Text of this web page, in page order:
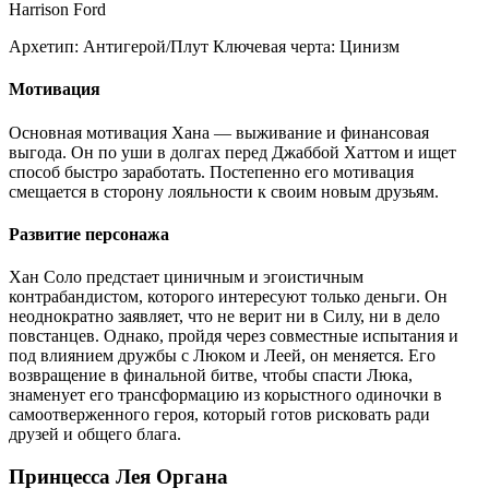
Harrison Ford
Архетип: Антигерой/Плут Ключевая черта: Цинизм
Мотивация
Основная мотивация Хана — выживание и финансовая
выгода. Он по уши в долгах перед Джаббой Хаттом и ищет
способ быстро заработать. Постепенно его мотивация
смещается в сторону лояльности к своим новым друзьям.
Развитие персонажа
Хан Соло предстает циничным и эгоистичным
контрабандистом, которого интересуют только деньги. Он
неоднократно заявляет, что не верит ни в Силу, ни в дело
повстанцев. Однако, пройдя через совместные испытания и
под влиянием дружбы с Люком и Леей, он меняется. Его
возвращение в финальной битве, чтобы спасти Люка,
знаменует его трансформацию из корыстного одиночки в
самоотверженного героя, который готов рисковать ради
друзей и общего блага.
Принцесса Лея Органа